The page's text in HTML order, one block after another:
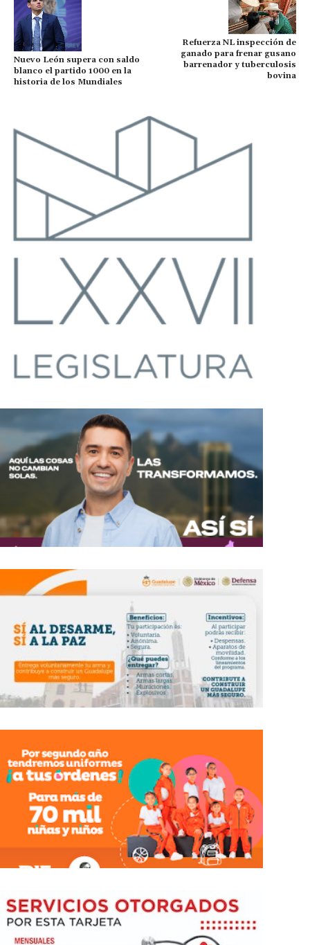
Nuevo León supera con saldo
blanco el partido 1000 en la
historia de los Mundiales
Refuerza NL inspección de
ganado para frenar gusano
barrenador y tuberculosis
bovina